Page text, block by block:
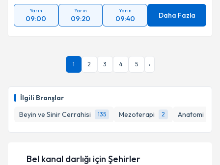
İlgili Branşlar
Beyin ve Sinir Cerrahisi
135 Mezoterapi 2 Anatomi
Yarın
09:00
Yarın
09:20
Yarın
09:40 Daha Fazla
1 2 3 4 5 ›
Bel kanal darlığı için Şehirler